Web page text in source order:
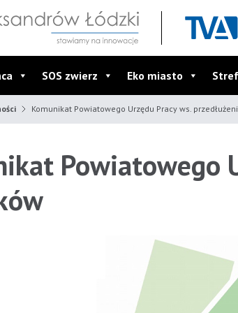
SOS zwierz Eko miasto
Komunikat Powiatowego Urzędu Pracy ws.
Powiatowego